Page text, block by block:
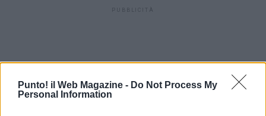
Punto! il Web Magazine - Do Not Process My
Personal Information
PUBBLICITÀ